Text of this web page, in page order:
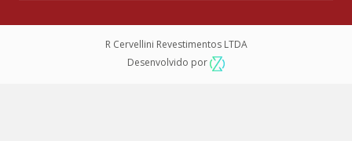
R Cervellini Revestimentos LTDA
Desenvolvido por